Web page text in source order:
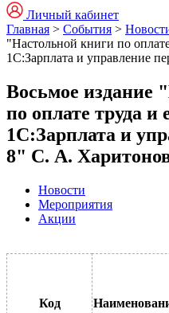
Личный кабинет
Главная > События >
"Настольной книги по
1С:Зарплата и управление
Восьмое издание
по оплате труда и
1С:Зарплата и
8" С. А.
Новости
Мероприятия
Акции
Код